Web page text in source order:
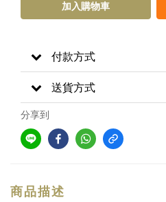
加入購物車
付款方式
送貨方式
分享到
商品描述